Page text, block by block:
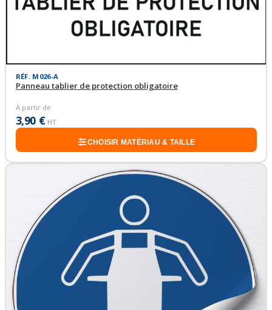
RÉF. M026-A
Panneau tablier de protection obligatoire
À partir de
3,90 € HT
CHOISIR MATÉRIAU & TAILLE